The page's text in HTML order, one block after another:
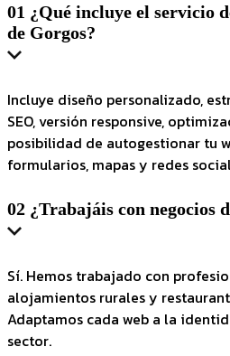
01 ¿Qué incluye el servicio
de Gorgos?
Incluye diseño personalizado,
SEO, versión responsive,
posibilidad de autogestionar tu
formularios, mapas y redes
02 ¿Trabajáis con negocios
Sí. Hemos trabajado con
alojamientos rurales y
Adaptamos cada web a la
sector.